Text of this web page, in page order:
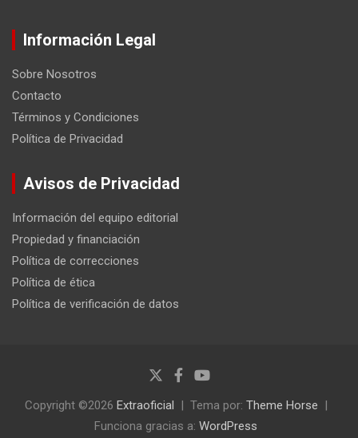
Información Legal
Sobre Nosotros
Contacto
Términos y Condiciones
Política de Privacidad
Avisos de Privacidad
Información del equipo editorial
Propiedad y financiación
Política de correcciones
Política de ética
Política de verificación de datos
Copyright ©2026 Extraoficial Tema por: Theme Horse
Funciona gracias a: WordPress